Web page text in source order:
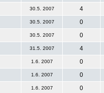
30.5. 2007
4
30.5. 2007
0
30.5. 2007
0
31.5. 2007
4
1.6. 2007
0
1.6. 2007
0
1.6. 2007
0